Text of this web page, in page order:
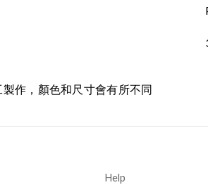
作，顏色和尺寸會有所不同
Help